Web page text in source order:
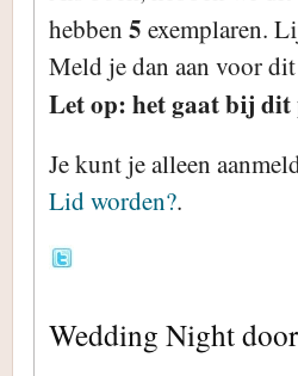
hebben 5 exemplaren.
Meld je dan aan voor
Let op: het gaat bij dit
Je kunt je alleen
Lid worden?.
Wedding Night